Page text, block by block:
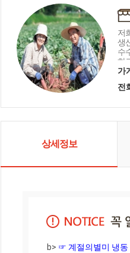
저
생
수
하
과
선
가
전
상세정보
b> ☞ 계절의별미 냉동